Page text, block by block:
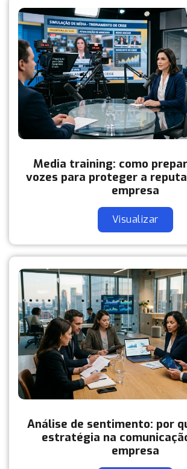
Media training: como
vozes para proteger a
empresa
Visualizar
Análise de sentimento: por
estratégia na
empresa